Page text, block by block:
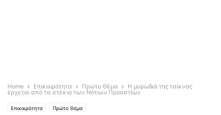
Home Επικαιρότητα Πρώτο Θέμα
Η μυρωδιά της τσίκνας
έρχεται από τα στέκια των Νότιων Προαστίων
Επικαιρότητα Πρώτο Θέμα